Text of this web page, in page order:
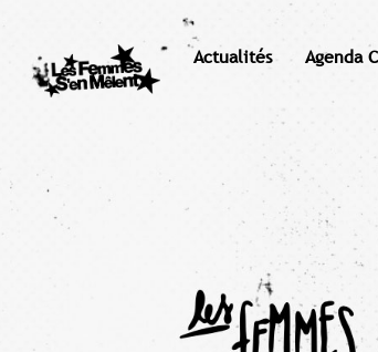
Actualités Agenda